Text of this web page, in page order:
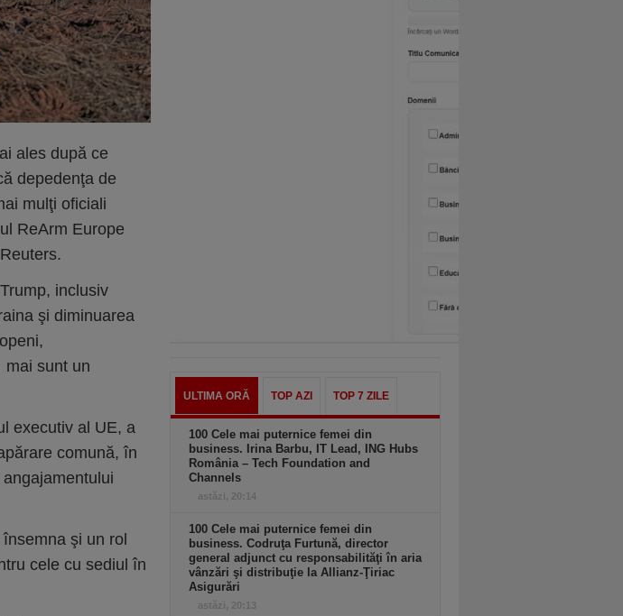
ales după ce
depedenţa de
mulţi oficiali
ReArm Europe
inclusiv
şi diminuarea
sunt un
executiv al UE, a
comună, în
şi un rol
cele cu sediul în
ULTIMA ORĂ TOP AZI TOP 7 ZILE
100 Cele mai puternice femei din
business. Irina Barbu, IT Lead, ING Hubs
România – Tech Foundation and
Channels
astăzi, 20:14
100 Cele mai puternice femei din
business. Codruţa Furtună, director
general adjunct cu responsabilităţi în aria
vânzări şi distribuţie la Allianz-Ţiriac
Asigurări
astăzi, 20:13